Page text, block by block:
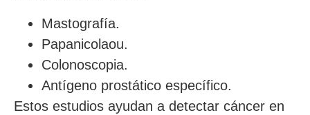
Mastografía.
Papanicolaou.
Colonoscopia.
Antígeno prostático específico.
Estos estudios ayudan a detectar cáncer en